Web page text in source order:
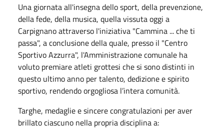
Una giornata all'insegna dello sport, della prevenzione,
della fede, della musica, quella vissuta oggi a
Carpignano attraverso l'iniziativa "Cammina ... che ti
passa", a conclusione della quale, presso il "Centro
Sportivo Azzurra", l'Amministrazione comunale ha
voluto premiare atleti grottesi che si sono distinti in
questo ultimo anno per talento, dedizione e spirito
sportivo, rendendo orgogliosa l’intera comunità.
Targhe, medaglie e sincere congratulazioni per aver
brillato ciascuno nella propria disciplina a: